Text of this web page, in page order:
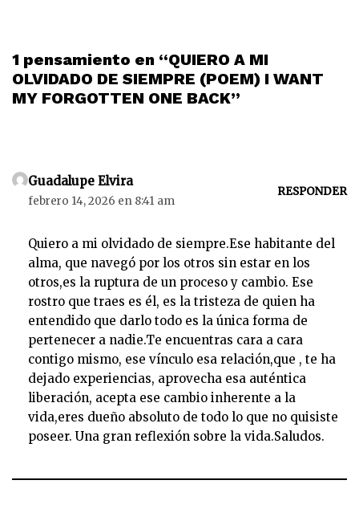
1 pensamiento en “QUIERO A MI
OLVIDADO DE SIEMPRE (POEM) I WANT
MY FORGOTTEN ONE BACK”
Guadalupe Elvira
febrero 14, 2026 en 8:41 am
RESPONDER
Quiero a mi olvidado de siempre.Ese habitante del
alma, que navegó por los otros sin estar en los
otros,es la ruptura de un proceso y cambio. Ese
rostro que traes es él, es la tristeza de quien ha
entendido que darlo todo es la única forma de
pertenecer a nadie.Te encuentras cara a cara
contigo mismo, ese vínculo esa relación,que , te ha
dejado experiencias, aprovecha esa auténtica
liberación, acepta ese cambio inherente a la
vida,eres dueño absoluto de todo lo que no quisiste
poseer. Una gran reflexión sobre la vida.Saludos.